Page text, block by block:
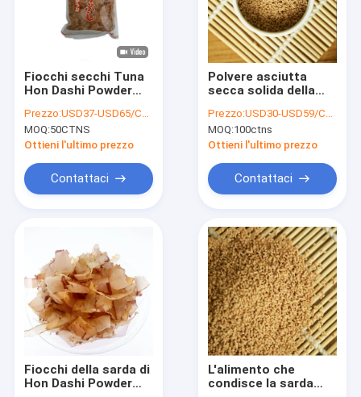
Fiocchi secchi Tuna
Hon Dashi Powder
500g*6bags della
sarda
Prezzo:USD37-USD65/CTN
MOQ:50CTNS
Ottieni l'ultimo prezzo
Contattaci
Polvere asciutta
secca solida della
Dashi Powder 500g
della sarda dell'OEM
Prezzo:USD30-USD59/CTN
MOQ:100ctns
Ottieni l'ultimo prezzo
Contattaci
Fiocchi della sarda di
Hon Dashi Powder
L'alimento che
condisce la sarda